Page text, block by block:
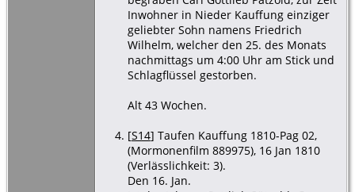
Inwohner in Nieder Kauffung einziger
geliebter Sohn namens Friedrich
Wilhelm, welcher den 25. des Monats
nachmittags um 4:00 Uhr am Stick und
Schlagflüssel gestorben.
Alt 43 Wochen.
[S14] Taufen Kauffung 1810-Pag 02,
(Mormonenfilm 889975), 16 Jan 1810
(Verlässlichkeit: 3).
Den 16. Jan.